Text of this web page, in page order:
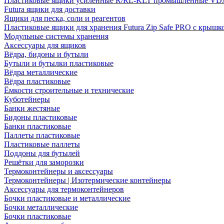
Futura ящики для доставки
Ящики для песка, соли и реагентов
Пластиковые ящики для хранения Futura Zip Safe PRO с
Модульные системы хранения
Аксессуары для ящиков
Вёдра, бидоны и бутыли
Бутыли и бутылки пластиковые
Вёдра металлические
Вёдра пластиковые
Ёмкости строительные и технические
Куботейнеры
Банки жестяные
Бидоны пластиковые
Банки пластиковые
Паллеты пластиковые
Пластиковые паллеты
Поддоны для бутылей
Решётки для заморозки
Термоконтейнеры и аксессуары
Термоконтейнеры | Изотермические контейнеры
Аксессуары для термоконтейнеров
Бочки пластиковые и металлические
Бочки металлические
Бочки пластиковые